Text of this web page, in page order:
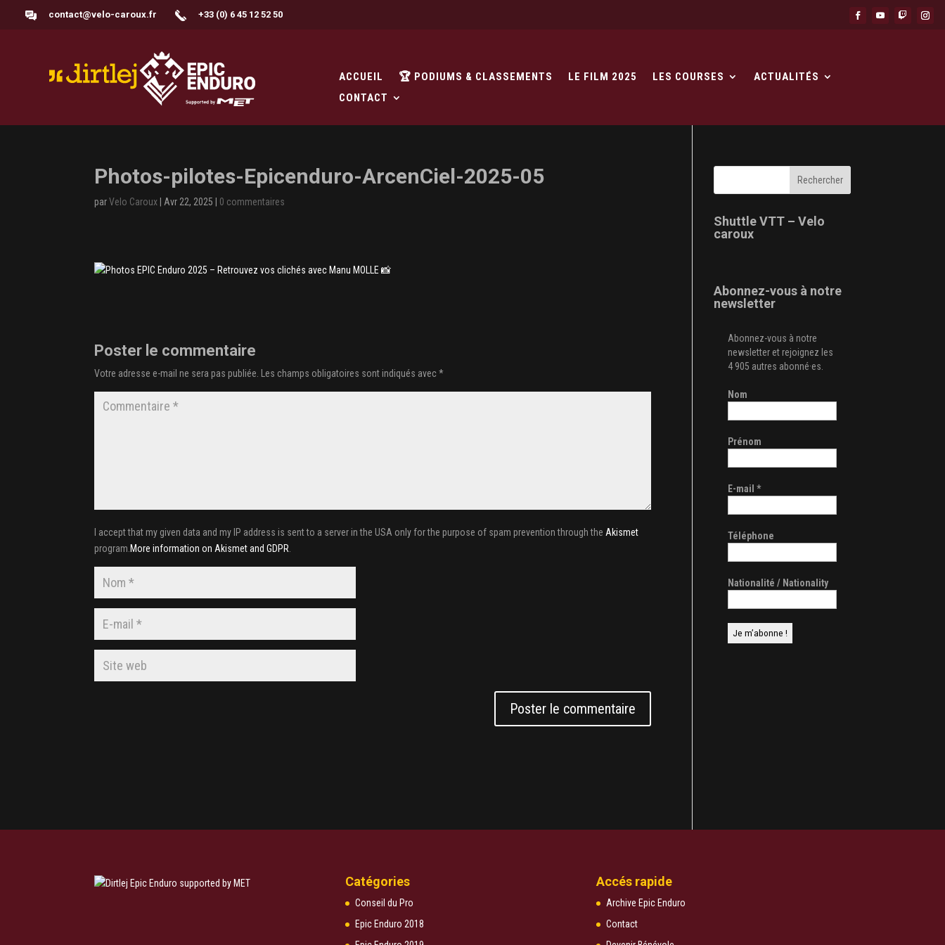
contact@velo-caroux.fr +33 (0) 6 45 12 52 50
ACCUEIL 🏆 PODIUMS & CLASSEMENTS LE FILM 2025 LES COURSES
ACTUALITÉS
CONTACT
Photos-pilotes-Epicenduro-ArcenCiel-2025-05
parVelo Caroux |Avr 22, 2025 0 commentaires
Poster le commentaire
Votre adresse e-mail ne sera pas publiée. Les champs obligatoires sont indiqués avec*
I accept that my given data and my IP address is sent to a server in the USA only for the purpose of spam prevention through theAkismet
program.More information on Akismet and GDPR.
Shuttle VTT – Velo
caroux
Abonnez-vous à notre
newsletter
Abonnez-vous à notre
newsletter et rejoignez les
4 905 autres abonné·es.
Nom
Prénom
E-mail*
Téléphone
Nationalité / Nationality
Catégories
Conseil du Pro
Epic Enduro 2018
Accés rapide
Archive Epic Enduro
Contact